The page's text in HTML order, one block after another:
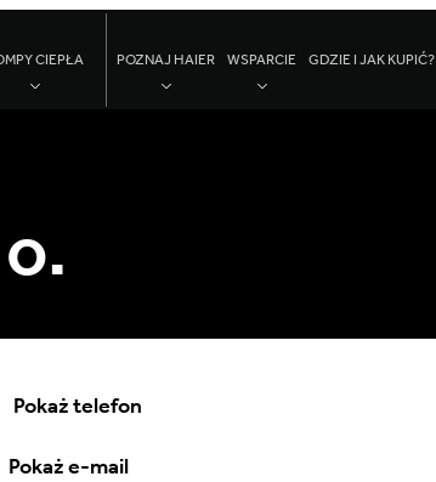
CIEPŁA POZNAJ HAIER WSPARCIE GDZIE I JAK KUPIĆ?
Pokaż telefon
Pokaż e-mail